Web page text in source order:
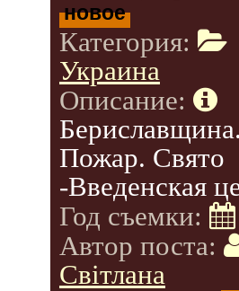
новое
Категория:
Украина
Описание:
Пожар. Свято
-Введенская
Год съемки:
Автор поста:
Світлана